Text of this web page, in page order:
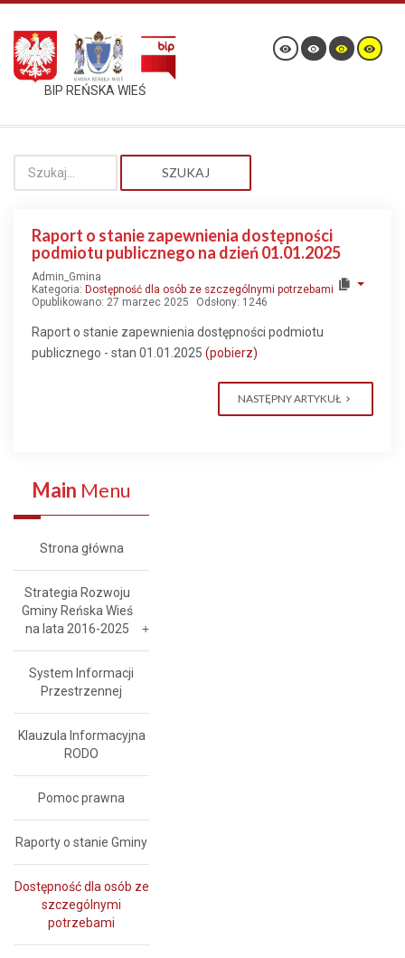
BIP REŃSKA WIEŚ
SZUKAJ
Raport o stanie zapewnienia dostępności
podmiotu publicznego na dzień 01.01.2025
Admin_Gmina
Kategoria: Dostępność dla osób ze szczególnymi potrzebami
Opublikowano: 27 marzec 2025
Odsłony: 1246
Raport o stanie zapewnienia dostępności podmiotu
publicznego - stan 01.01.2025 (pobierz)
NASTĘPNY ARTYKUŁ
Main Menu
Strona główna
Strategia Rozwoju
Gminy Reńska Wieś
na lata 2016-2025
System Informacji
Przestrzennej
Klauzula Informacyjna
RODO
Pomoc prawna
Raporty o stanie Gminy
Dostępność dla osób ze
szczególnymi
potrzebami